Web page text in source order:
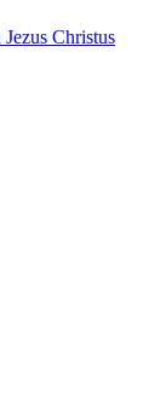
Christus